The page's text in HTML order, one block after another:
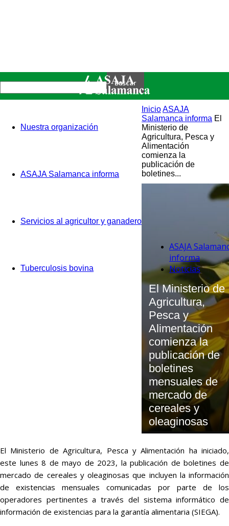
Nuestra organización
ASAJA Salamanca informa
Servicios al agricultor y ganadero
Tuberculosis bovina
InicioASAJA
Salamanca informa El
Ministerio de
Agricultura, Pesca y
Alimentación
comienza la
publicación de
boletines...
ASAJA
informa
Noticias
El Ministerio de
Agricultura,
Pesca y
Alimentación
comienza la
publicación de
boletines
mensuales de
mercado de
cereales y
oleaginosas
El Ministerio de Agricultura, Pesca y Alimentación ha iniciado,
este lunes 8 de mayo de 2023, la publicación de boletines de
mercado de cereales y oleaginosas que incluyen la información
de existencias mensuales comunicadas por parte de los
operadores pertinentes a través del sistema informático de
información de existencias para la garantía alimentaria (SIEGA).